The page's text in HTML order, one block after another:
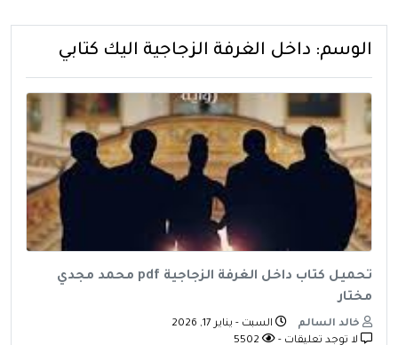
الوسم: داخل الغرفة الزجاجية اليك كتابي
تحميل كتاب داخل الغرفة الزجاجية pdf محمد مجدي
مختار
خالد السالم
السبت - يناير 17, 2026
لا توجد تعليقات -